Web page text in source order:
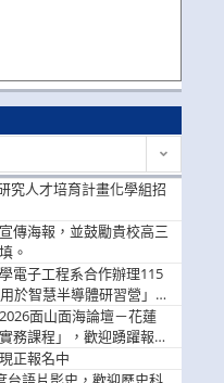
究人才培育計畫化學組招
傳海報，並鼓勵貴校高三
。
電子工程系合作辦理115
於智慧半導體研習營」，
面山面海論壇－花蓮
務課程」，歡迎踴躍報名
正報名中